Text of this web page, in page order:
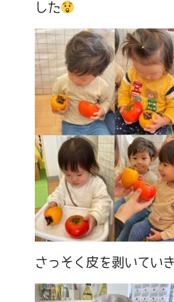
した
さっそく皮を剥いてい